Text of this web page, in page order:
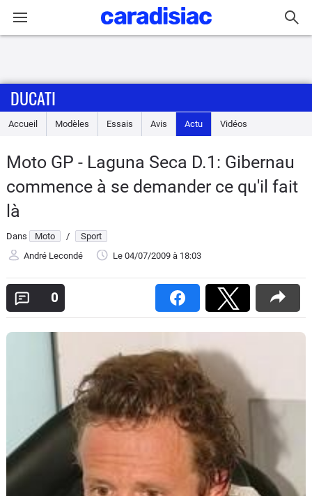
Accueil
Essais
Equipement
Avis
Forum
Scooters
&
Marques
Services
Auto
DUCATI
Accueil Modèles Essais Avis Actu Vidéos
Moto GP - Laguna Seca D.1: Gibernau
commence à se demander ce qu'il fait
là
Dans Moto /
Sport
André Lecondé
Le 04/07/2009 à 18:03
0